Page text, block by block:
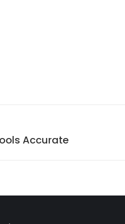
Accurate